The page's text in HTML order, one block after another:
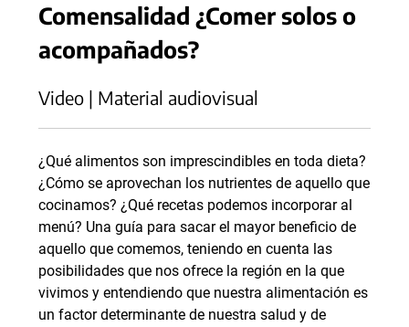
Comensalidad ¿Comer solos o
acompañados?
Video | Material audiovisual
¿Qué alimentos son imprescindibles en toda dieta?
¿Cómo se aprovechan los nutrientes de aquello que
cocinamos? ¿Qué recetas podemos incorporar al
menú? Una guía para sacar el mayor beneficio de
aquello que comemos, teniendo en cuenta las
posibilidades que nos ofrece la región en la que
vivimos y entendiendo que nuestra alimentación es
un factor determinante de nuestra salud y de